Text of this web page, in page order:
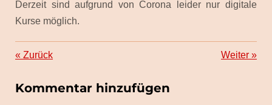
Derzeit sind aufgrund von Corona leider nur digitale
Kurse möglich.
« Zurück Weiter »
Kommentar hinzufügen